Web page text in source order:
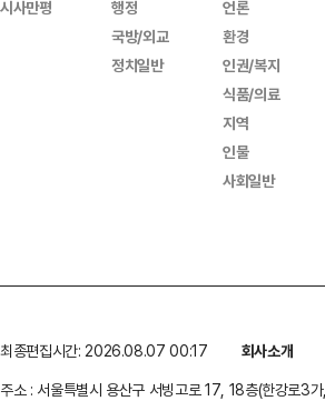
시사만평
행정
국방/외교
정치일반
언론
환경
인권/복지
식품/의료
지역
인물
사회일반
최종편집시간: 2026.08.07 00:17 회사소개
주소 : 서울특별시 용산구 서빙고로 17, 18층(한강로3